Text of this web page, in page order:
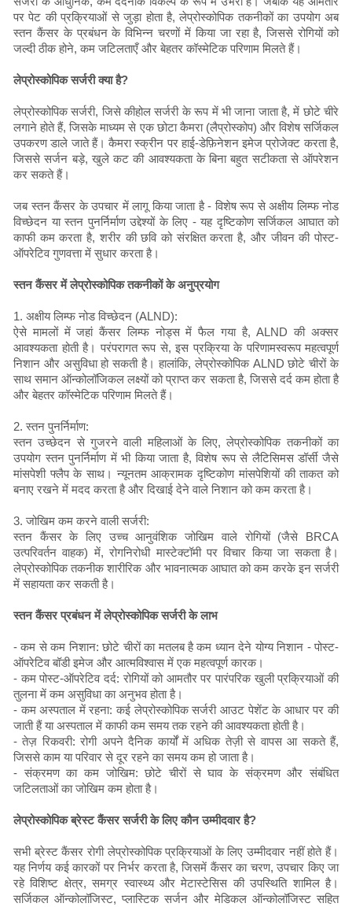
पर पेट की प्रक्रियाओं से जुड़ा होता है, लेप्रोस्कोपिक तकनीकों का उपयोग अब
स्तन कैंसर के प्रबंधन के विभिन्न चरणों में किया जा रहा है, जिससे रोगियों को
जल्दी ठीक होने, कम जटिलताएँ और बेहतर कॉस्मेटिक परिणाम मिलते हैं।
लेप्रोस्कोपिक सर्जरी क्या है?
लेप्रोस्कोपिक सर्जरी, जिसे कीहोल सर्जरी के रूप में भी जाना जाता है, में छोटे चीरे
लगाने होते हैं, जिसके माध्यम से एक छोटा कैमरा (लैप्रोस्कोप) और विशेष सर्जिकल
उपकरण डाले जाते हैं। कैमरा स्क्रीन पर हाई-डेफ़िनेशन इमेज प्रोजेक्ट करता है,
जिससे सर्जन बड़े, खुले कट की आवश्यकता के बिना बहुत सटीकता से ऑपरेशन
कर सकते हैं।
जब स्तन कैंसर के उपचार में लागू किया जाता है - विशेष रूप से अक्षीय लिम्फ नोड
विच्छेदन या स्तन पुनर्निर्माण उद्देश्यों के लिए - यह दृष्टिकोण सर्जिकल आघात को
काफी कम करता है, शरीर की छवि को संरक्षित करता है, और जीवन की पोस्ट-
ऑपरेटिव गुणवत्ता में सुधार करता है।
स्तन कैंसर में लेप्रोस्कोपिक तकनीकों के अनुप्रयोग
1. अक्षीय लिम्फ नोड विच्छेदन (ALND):
ऐसे मामलों में जहां कैंसर लिम्फ नोड्स में फैल गया है, ALND की अक्सर
आवश्यकता होती है। परंपरागत रूप से, इस प्रक्रिया के परिणामस्वरूप महत्वपूर्ण
निशान और असुविधा हो सकती है। हालांकि, लेप्रोस्कोपिक ALND छोटे चीरों के
साथ समान ऑन्कोलॉजिकल लक्ष्यों को प्राप्त कर सकता है, जिससे दर्द कम होता है
और बेहतर कॉस्मेटिक परिणाम मिलते हैं।
2. स्तन पुनर्निर्माण:
स्तन उच्छेदन से गुजरने वाली महिलाओं के लिए, लेप्रोस्कोपिक तकनीकों का
उपयोग स्तन पुनर्निर्माण में भी किया जाता है, विशेष रूप से लैटिसिमस डॉर्सी जैसे
मांसपेशी फ्लैप के साथ। न्यूनतम आक्रामक दृष्टिकोण मांसपेशियों की ताकत को
बनाए रखने में मदद करता है और दिखाई देने वाले निशान को कम करता है।
3. जोखिम कम करने वाली सर्जरी:
स्तन कैंसर के लिए उच्च आनुवंशिक जोखिम वाले रोगियों (जैसे BRCA
उत्परिवर्तन वाहक) में, रोगनिरोधी मास्टेक्टॉमी पर विचार किया जा सकता है।
लेप्रोस्कोपिक तकनीक शारीरिक और भावनात्मक आघात को कम करके इन सर्जरी
में सहायता कर सकती है।
स्तन कैंसर प्रबंधन में लेप्रोस्कोपिक सर्जरी के लाभ
- कम से कम निशान: छोटे चीरों का मतलब है कम ध्यान देने योग्य निशान - पोस्ट-
ऑपरेटिव बॉडी इमेज और आत्मविश्वास में एक महत्वपूर्ण कारक।
- कम पोस्ट-ऑपरेटिव दर्द: रोगियों को आमतौर पर पारंपरिक खुली प्रक्रियाओं की
तुलना में कम असुविधा का अनुभव होता है।
- कम अस्पताल में रहना: कई लेप्रोस्कोपिक सर्जरी आउट पेशेंट के आधार पर की
जाती हैं या अस्पताल में काफी कम समय तक रहने की आवश्यकता होती है।
- तेज़ रिकवरी: रोगी अपने दैनिक कार्यों में अधिक तेज़ी से वापस आ सकते हैं,
जिससे काम या परिवार से दूर रहने का समय कम हो जाता है।
- संक्रमण का कम जोखिम: छोटे चीरों से घाव के संक्रमण और संबंधित
जटिलताओं का जोखिम कम होता है।
लेप्रोस्कोपिक ब्रेस्ट कैंसर सर्जरी के लिए कौन उम्मीदवार है?
सभी ब्रेस्ट कैंसर रोगी लेप्रोस्कोपिक प्रक्रियाओं के लिए उम्मीदवार नहीं होते हैं।
यह निर्णय कई कारकों पर निर्भर करता है, जिसमें कैंसर का चरण, उपचार किए जा
रहे विशिष्ट क्षेत्र, समग्र स्वास्थ्य और मेटास्टेसिस की उपस्थिति शामिल है।
सर्जिकल ऑन्कोलॉजिस्ट, प्लास्टिक सर्जन और मेडिकल ऑन्कोलॉजिस्ट सहित